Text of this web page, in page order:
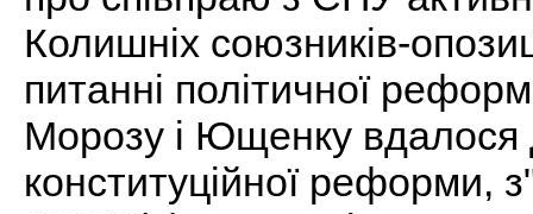
Колишніх союзників-
питанні політичної
Морозу і Ющенку вдалося
конституційної реформи,